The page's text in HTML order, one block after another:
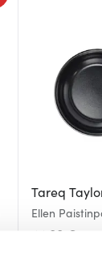
Tareq
Ellen
Pinnoitettu
44.00 €